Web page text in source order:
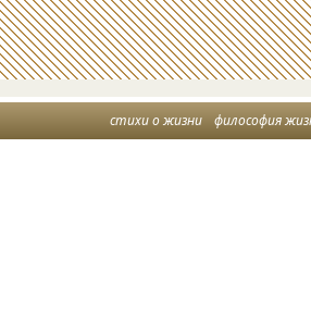
стихи о жизни философия